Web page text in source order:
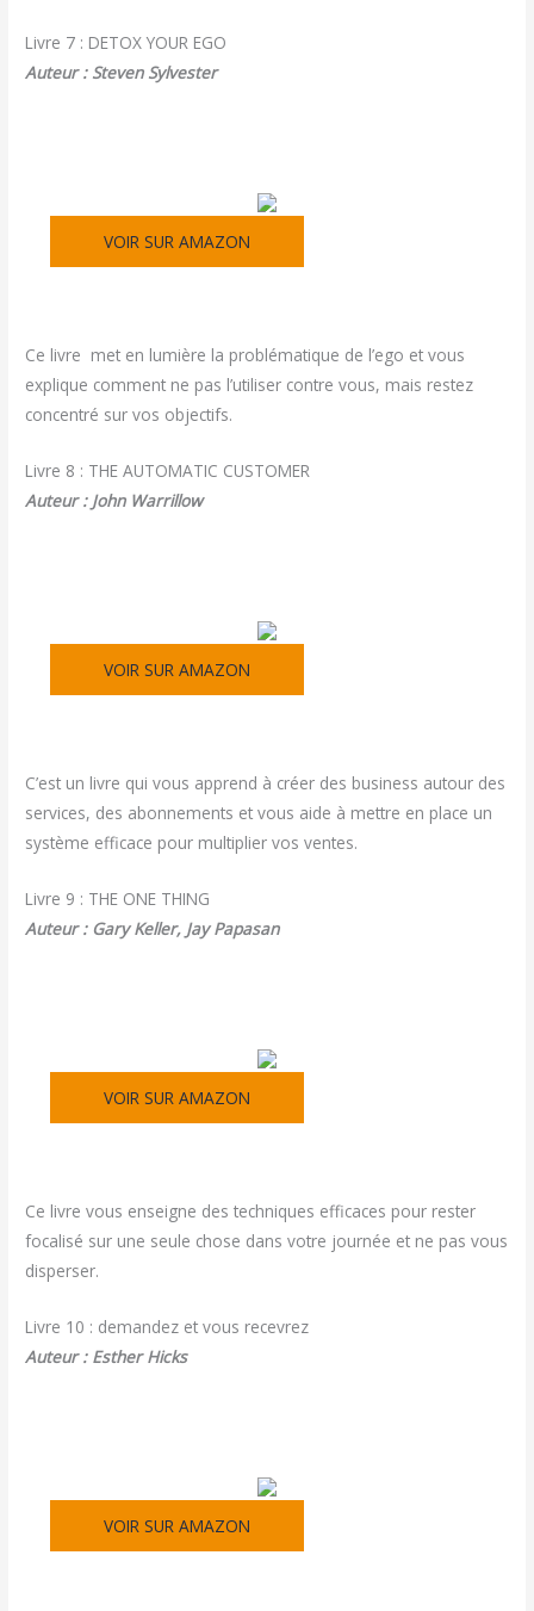
Livre 7 : DETOX YOUR EGO
Auteur : Steven Sylvester
VOIR SUR AMAZON
Ce livre met en lumière la problématique de l’ego et vous
explique comment ne pas l’utiliser contre vous, mais restez
concentré sur vos objectifs.
Livre 8 : THE AUTOMATIC CUSTOMER
Auteur : John Warrillow
VOIR SUR AMAZON
C’est un livre qui vous apprend à créer des business autour des
services, des abonnements et vous aide à mettre en place un
système efficace pour multiplier vos ventes.
Livre 9 : THE ONE THING
Auteur : Gary Keller, Jay Papasan
VOIR SUR AMAZON
Ce livre vous enseigne des techniques efficaces pour rester
focalisé sur une seule chose dans votre journée et ne pas vous
disperser.
Livre 10 : demandez et vous recevrez
Auteur : Esther Hicks
VOIR SUR AMAZON